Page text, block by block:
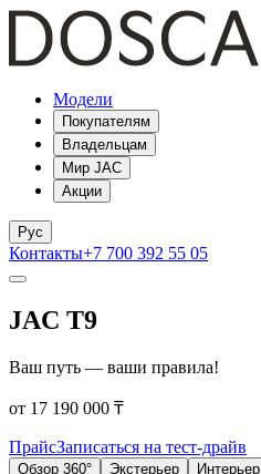
Модели
Покупателям
Владельцам
Мир JAC
Акции
Рус
Контакты+7 700 392 55 05
JAC T9
Ваш путь — ваши правила!
от 17 190 000 ₸
ПрайсЗаписаться на тест-драйв
Обзор 360° Экстерьер Интерьер